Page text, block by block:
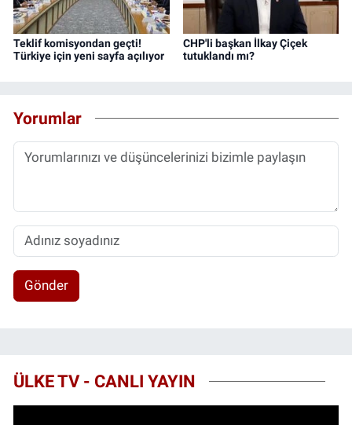
Teklif komisyondan geçti!
Türkiye için yeni sayfa açılıyor
CHP'li başkan İlkay Çiçek
tutuklandı mı?
Yorumlar
Gönder
ÜLKE TV - CANLI YAYIN